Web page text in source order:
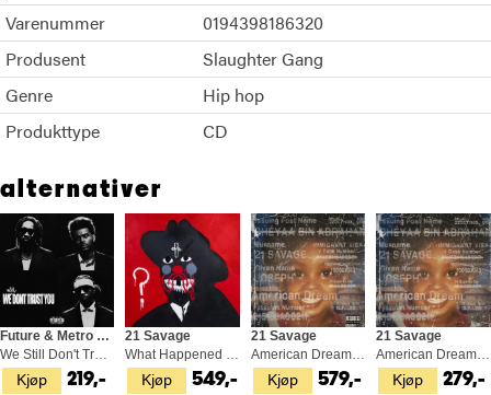
Varenummer
0194398186320
Produsent
Slaughter Gang
Genre
Hip hop
Produkttype
CD
alternativer
Kjøp
Future & Metro Boomin
We Still Don't Trust You (2CD)
219,- Kjøp
21 Savage
What Happened To The Streets? (2LP)
549,- Kjøp
21 Savage
American Dream - LTD (2LP)
579,- Kjøp
21 Savage
American Dream (CD)
279,-